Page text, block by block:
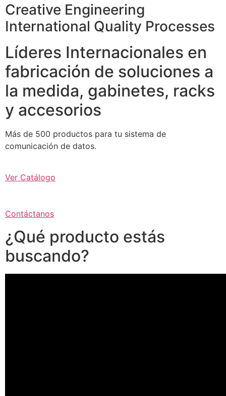
Creative Engineering
International Quality Processes
Líderes Internacionales en
fabricación de soluciones a
la medida, gabinetes, racks
y accesorios
Más de 500 productos para tu sistema de
comunicación de datos.
Ver Catálogo
Contáctanos
¿Qué producto estás
buscando?